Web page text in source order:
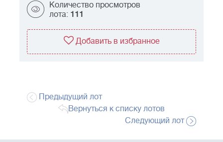
Количество просмотров
лота: 111
Добавить в избранное
Предыдущий лот
Вернуться к списку лотов
Следующий лот